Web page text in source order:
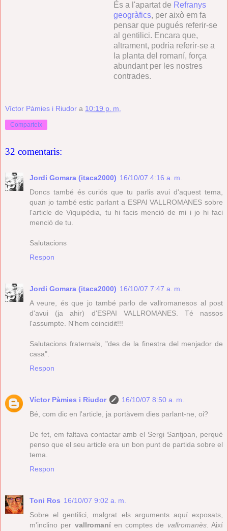
És a l'apartat de Refranys
geogràfics, per això em fa
pensar que pugués referir-se
al gentilici. Encara que,
altrament, podria referir-se a
la planta del romaní, força
abundant per les nostres
contrades.
Víctor Pàmies i Riudor a 10:19 p. m.
Comparteix
32 comentaris:
Jordi Gomara (itaca2000) 16/10/07 4:16 a. m.
Doncs també és curiós que tu parlis avui d'aquest tema,
quan jo també estic parlant a ESPAI VALLROMANES sobre
l'article de Viquipèdia, tu hi facis menció de mi i jo hi faci
menció de tu.
Salutacions
Respon
Jordi Gomara (itaca2000) 16/10/07 7:47 a. m.
A veure, és que jo també parlo de vallromanesos al post
d'avui (ja ahir) d'ESPAI VALLROMANES. Té nassos
l'assumpte. N'hem coincidit!!!
Salutacions fraternals, "des de la finestra del menjador de
casa".
Respon
Víctor Pàmies i Riudor
16/10/07 8:50 a. m.
Bé, com dic en l'article, ja portàvem dies parlant-ne, oi?
De fet, em faltava contactar amb el Sergi Santjoan, perquè
penso que el seu article era un bon punt de partida sobre el
tema.
Respon
Toni Ros 16/10/07 9:02 a. m.
Sobre el gentilici, malgrat els arguments aquí exposats,
m'inclino per vallromaníen comptes de vallromanès. Així